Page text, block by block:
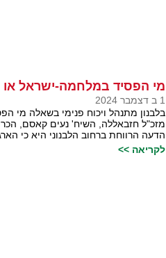
מי הפסיד במלחמה-ישראל
1 ב דצמבר 2024
בלבנון מתנהל ויכוח פנימי בשאלה מי
מזכ"ל חזבאללה, השיח' נעים קאסם,
הדעה הרווחת ברחוב הלבנוני היא כי
לקריאה >>